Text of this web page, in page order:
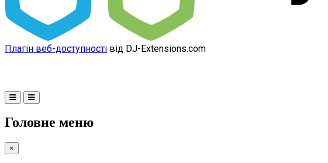
Плагін веб-доступності від DJ-Extensions.com
Головне меню
×